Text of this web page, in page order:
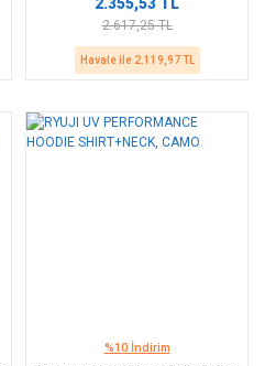
2.617,25 TL
Havale ile 2.119,97 TL
%10 İndirim